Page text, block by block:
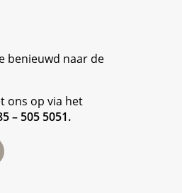
benieuwd naar de
ons op via het
– 505 5051.